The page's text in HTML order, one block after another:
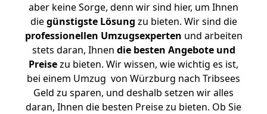
aber keine Sorge, denn wir sind hier, um Ihnen
diegünstigste Lösung zu bieten. Wir sind die
professionellen Umzugsexperten und arbeiten
stets daran, Ihnen die besten Angebote und
Preisezu bieten. Wir wissen, wie wichtig es ist,
bei einem Umzug von Würzburg nach Tribsees
Geld zu sparen, und deshalb setzen wir alles
daran, Ihnen die besten Preise zu bieten. Ob Sie